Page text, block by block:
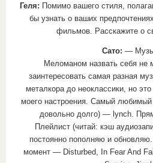
Геля: Помимо вашего стиля,
бы узнать о ваших
фильмов. Расскажите о
Сато: —
Меломаном назвать себя не
заинтересовать самая разная
металкора до неоклассики, но
моего настроения. Самый любимый
довольно долго) — lynch.
Плейлист (читай: кэш
постоянно пополняю и
момент — Disturbed, In Fear And